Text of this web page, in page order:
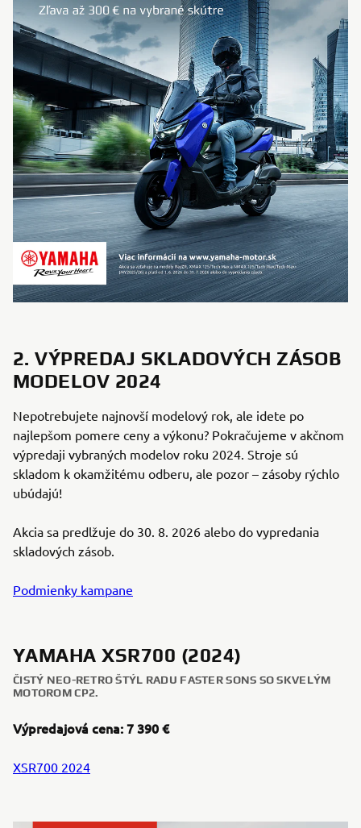
2. VÝPREDAJ SKLADOVÝCH ZÁSOB
MODELOV 2024
Nepotrebujete najnovší modelový rok, ale idete po
najlepšom pomere ceny a výkonu? Pokračujeme v akčnom
výpredaji vybraných modelov roku 2024. Stroje sú
skladom k okamžitému odberu, ale pozor – zásoby rýchlo
ubúdajú!
Akcia sa predlžuje do 30. 8. 2026 alebo do vypredania
skladových zásob.
Podmienky kampane
YAMAHA XSR700 (2024)
ČISTÝ NEO-RETRO ŠTÝL RADU FASTER SONS SO SKVELÝM
MOTOROM CP2.
Výpredajová cena: 7 390 €
XSR700 2024